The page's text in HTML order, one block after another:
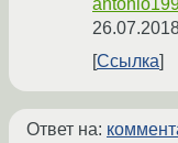
Ссылка
Ответ на: